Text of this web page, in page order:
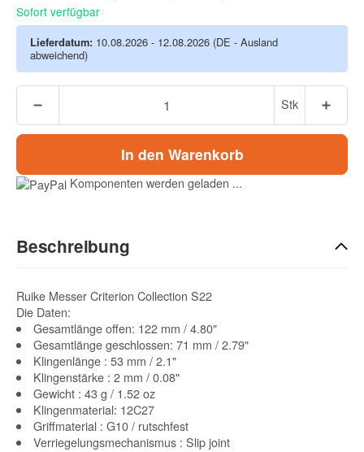
Sofort verfügbar
Lieferdatum: 10.08.2026 - 12.08.2026 (DE - Ausland
abweichend)
Stk
In den Warenkorb
Komponenten werden geladen ...
Beschreibung
Ruike Messer Criterion Collection S22
Die Daten:
Gesamtlänge offen: 122 mm / 4.80"
Gesamtlänge geschlossen: 71 mm / 2.79"
Klingenlänge : 53 mm / 2.1"
Klingenstärke : 2 mm / 0.08"
Gewicht : 43 g / 1.52 oz
Klingenmaterial: 12C27
Griffmaterial : G10 / rutschfest
Verriegelungsmechanismus : Slip joint